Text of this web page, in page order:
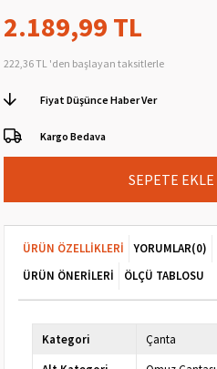
2.189,99 TL
222,36 TL 'den başlayan taksitlerle
Fiyat Düşünce Haber Ver
Kargo Bedava
ÜRÜN ÖZELLIKLERI YORUMLAR(0)
ÜRÜN ÖNERILERI
ÖLÇÜ TABLOSU
Kategori
Çanta